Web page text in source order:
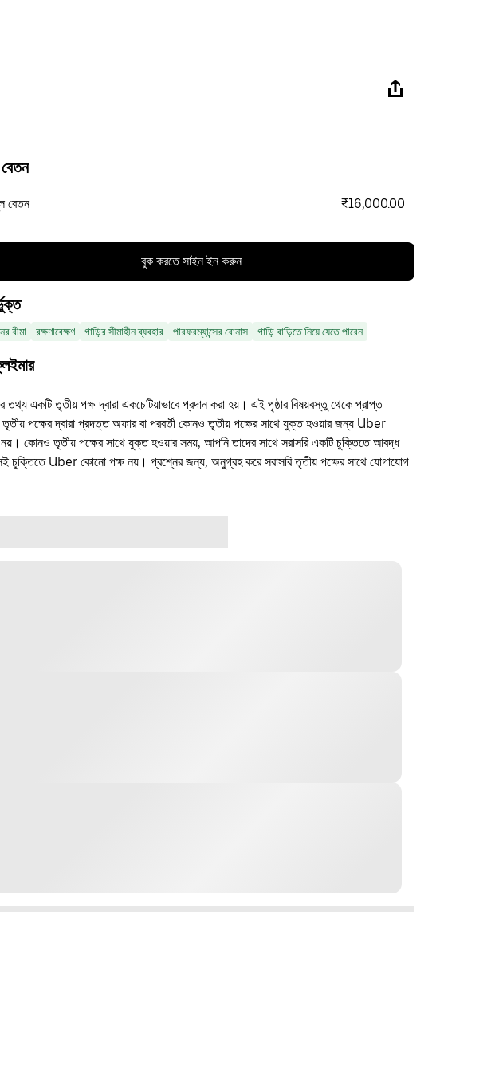
বেতন ₹16,000.00
বুক করতে সাইন ইন করুন
বীমা রক্ষণাবেক্ষণ গাড়ির সীমাহীন ব্যবহার পারফরম্যান্সের বোনাস গাড়ি বাড়িতে নিয়ে যেতে পারেন
তথ্য একটি তৃতীয় পক্ষ দ্বারা একচেটিয়াভাবে প্রদান করা হয়। এই পৃষ্ঠার বিষয়বস্তু থেকে প্রাপ্ত
তৃতীয় পক্ষের দ্বারা প্রদত্ত অফার বা পরবর্তী কোনও তৃতীয় পক্ষের সাথে যুক্ত হওয়ার জন্য Uber
নয়। কোনও তৃতীয় পক্ষের সাথে যুক্ত হওয়ার সময়, আপনি তাদের সাথে সরাসরি একটি চুক্তিতে আবদ্ধ
চুক্তিতে Uber কোনো পক্ষ নয়। প্রশ্নের জন্য, অনুগ্রহ করে সরাসরি তৃতীয় পক্ষের সাথে যোগাযোগ